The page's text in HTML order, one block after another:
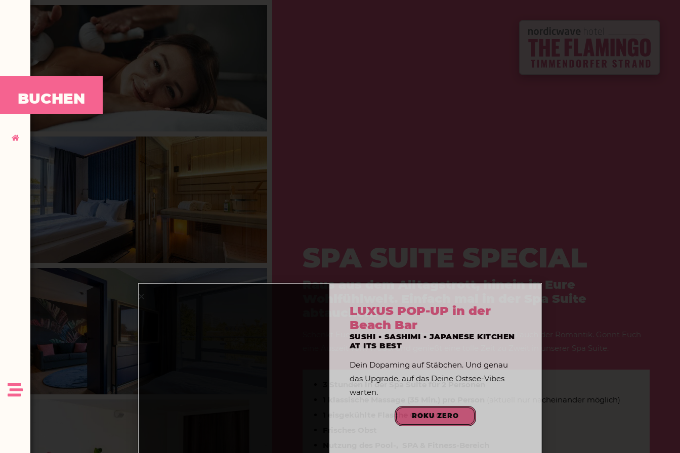
BUCHEN
SPA SUITE SPECIAL
Raus aus dem Alltagstrott, hinein in Eure
Wohlfühlwelt. Einfach mal in der Spa Suite
abtauchen!
Schenkt Euch Momente der Entspannung, der Ruhe und auch der Romantik. Gönnt Euch
eine Auszeit vom Trubel und genießt eine tolle Zeit zu Zweit in unserer Spa Suite.
3 Stunden in der Spa Suite für 2 Personen
(aktuell nur nacheinander möglich)
1 eisgekühlte Flasche Crèmant
LUXUS POP-UP in der
Beach Bar
SUSHI • SASHIMI • JAPANESE KITCHEN
AT ITS BEST
Dein Dopaming auf Stäbchen. Und genau
das Upgrade, auf das Deine Ostsee-Vibes
warten.
ROKU ZERO